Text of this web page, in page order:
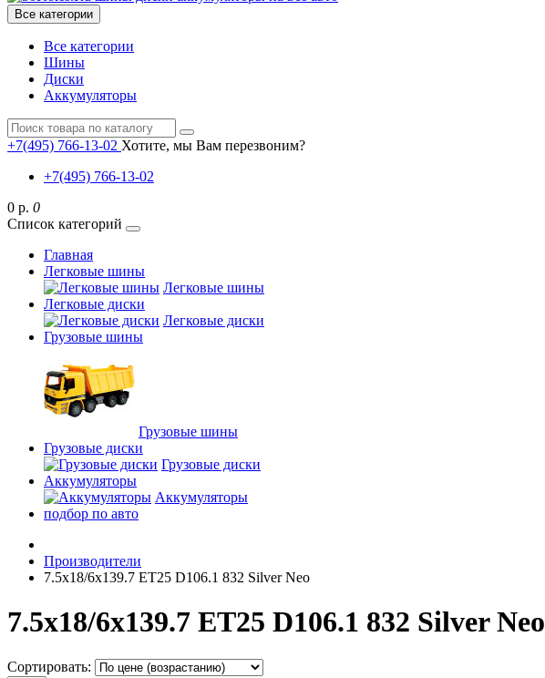
Все категории
Все категории
Шины
Диски
Аккумуляторы
+7(495) 766-13-02 Хотите, мы Вам перезвоним?
+7(495) 766-13-02
0 р. 0
Список категорий
Главная
Легковые шины
Легковые шины
Легковые диски
Легковые диски
Грузовые шины
Грузовые шины
Грузовые диски
Грузовые диски
Аккумуляторы
Аккумуляторы
подбор по авто
Производители
7.5x18/6x139.7 ET25 D106.1 832 Silver Neo
7.5x18/6x139.7 ET25 D106.1 832 Silver Neo
Сортировать: